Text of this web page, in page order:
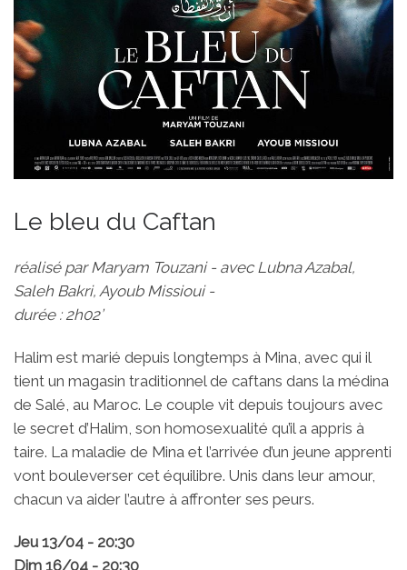
Le bleu du Caftan
réalisé par Maryam Touzani - avec Lubna Azabal,
Saleh Bakri, Ayoub Missioui -
durée : 2h02’
Halim est marié depuis longtemps à Mina, avec qui il
tient un magasin traditionnel de caftans dans la médina
de Salé, au Maroc. Le couple vit depuis toujours avec
le secret d’Halim, son homosexualité qu’il a appris à
taire. La maladie de Mina et l’arrivée d’un jeune apprenti
vont bouleverser cet équilibre. Unis dans leur amour,
chacun va aider l’autre à affronter ses peurs.
Jeu 13/04 - 20:30
Dim 16/04 - 20:30